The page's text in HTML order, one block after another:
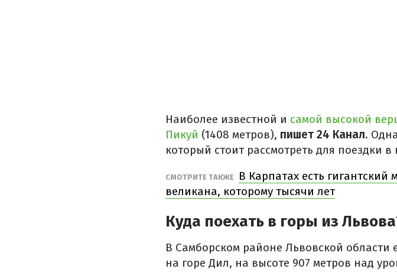
Наиболее известной и самой высокой
Пикуй (1408 метров), пишет 24 Канал.
который стоит рассмотреть для поездки
СМОТРИТЕ ТАКЖЕ
В Карпатах есть гигантский
великана, которому тысячи лет
Куда поехать в горы из
В Самборском районе Львовской области
на горе Дил, на высоте 907 метров над